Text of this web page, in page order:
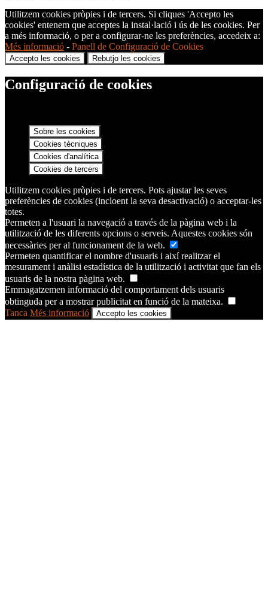
Utilitzem cookies pròpies i de tercers. Si cliques 'Accepto les
cookies' entenem que acceptes la instal·lació i ús de les cookies. Per
a més informació, o per a configurar-ne les preferències, accedeix a:
Més informació - Panell de Configuració de Cookies
Accepto les cookies Rebutjo les cookies
Configuració de cookies
Sobre les cookies
Cookies tècniques
Cookies d'analítica
Cookies de tercers
Utilitzem cookies pròpies i de tercers. Pots ajustar les seves
preferències de cookies (incloent la seva desactivació) o acceptar-les
totes.
Permeten a l'usuari la navegació a través de la pàgina web i la
utilització de les diferents opcions o serveis. Aquestes cookies són
necessàries per al funcionament de la web.
Permeten quantificar el nombre d'usuaris i així realitzar el
mesurament i anàlisi estadística de la utilització i activitat que fan els
usuaris de la nostra pàgina web.
Emmagatzemen informació del comportament dels usuaris
obtinguda per a mostrar publicitat en funció de la mateixa.
Tanca Més informació Accepto les cookies